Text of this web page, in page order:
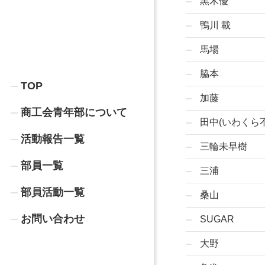
TOP
商工会青年部について
活動報告一覧
部員一覧
部員活動一覧
お問い合わせ
鴨川 載
馬場
脇本
加藤
田中(いわくら
三輪未早樹
三浦
桑山
SUGAR
大野